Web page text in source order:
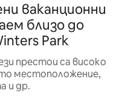
ваканционни
близо до
Park
престои са високо
местоположение,
и др.